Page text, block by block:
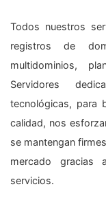
Todos nuestros
registros de
multidominios,
Servidores
tecnológicas, para
calidad, nos
se mantengan
mercado gracias
servicios.